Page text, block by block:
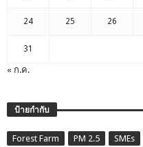
24 25 26
31
« ก.ค.
ป้ายกำกับ
Forest Farm PM 2.5 SMEs